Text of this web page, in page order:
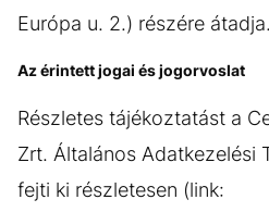
Európa u. 2.) részére átadja.
Az érintett jogai és jogorvoslat
Részletes tájékoztatást a
Zrt. Általános Adatkezelési
fejti ki részletesen (link: